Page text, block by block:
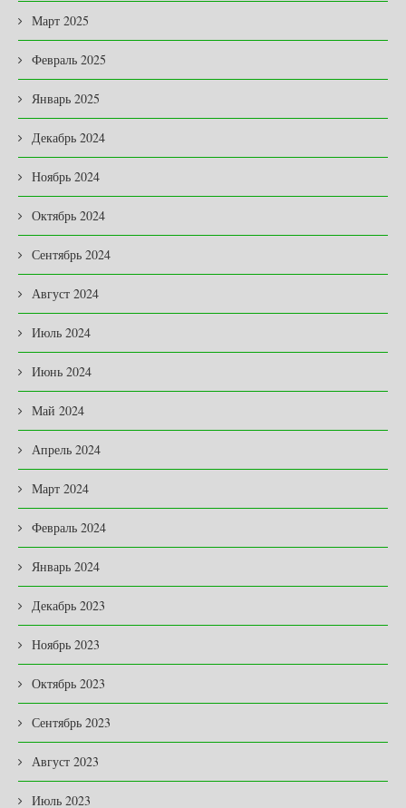
Март 2025
Февраль 2025
Январь 2025
Декабрь 2024
Ноябрь 2024
Октябрь 2024
Сентябрь 2024
Август 2024
Июль 2024
Июнь 2024
Май 2024
Апрель 2024
Март 2024
Февраль 2024
Январь 2024
Декабрь 2023
Ноябрь 2023
Октябрь 2023
Сентябрь 2023
Август 2023
Июль 2023